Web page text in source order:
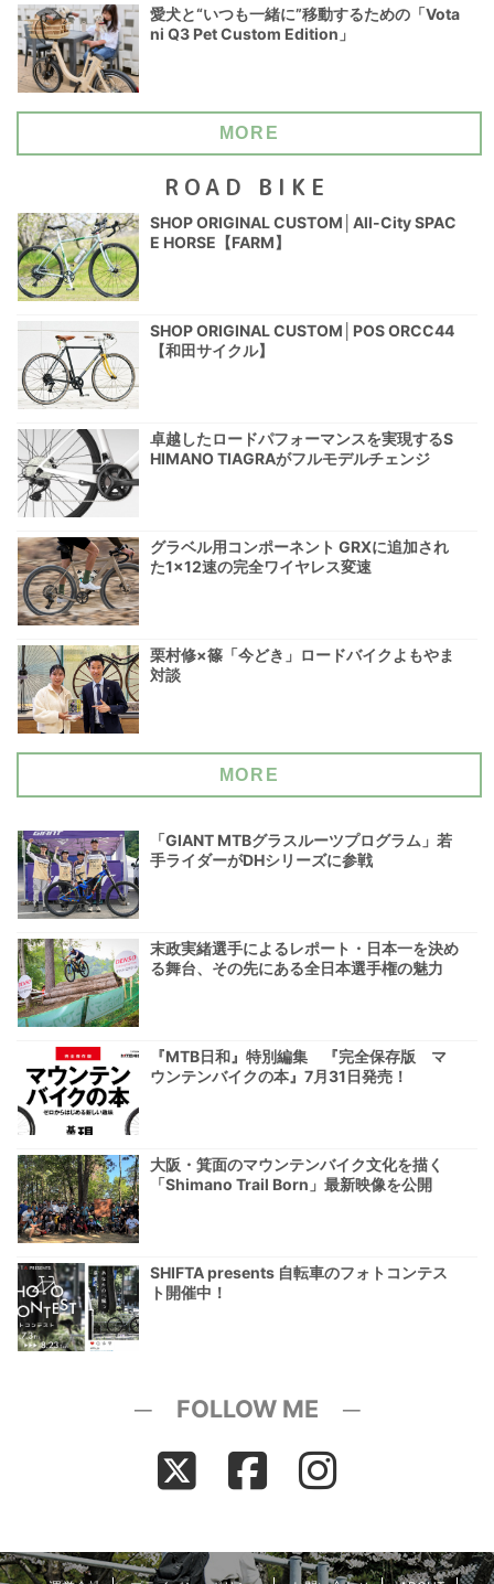
愛犬と“いつも一緒に”移動するための「Vota
ni Q3 Pet Custom Edition」
MORE
ROAD BIKE
SHOP ORIGINAL CUSTOM│All-City SPAC
E HORSE【FARM】
SHOP ORIGINAL CUSTOM│POS ORCC44
【和田サイクル】
卓越したロードパフォーマンスを実現するS
HIMANO TIAGRAがフルモデルチェンジ
グラベル用コンポーネント GRXに追加され
た1×12速の完全ワイヤレス変速
栗村修×篠「今どき」ロードバイクよもやま
対談
MORE
「GIANT MTBグラスルーツプログラム」若
手ライダーがDHシリーズに参戦
末政実緒選手によるレポート・日本一を決め
る舞台、その先にある全日本選手権の魅力
『MTB日和』特別編集 『完全保存版 マ
ウンテンバイクの本』7月31日発売！
大阪・箕面のマウンテンバイク文化を描く
「Shimano Trail Born」最新映像を公開
SHIFTA presents 自転車のフォトコンテス
ト開催中！
─ FOLLOW ME ─